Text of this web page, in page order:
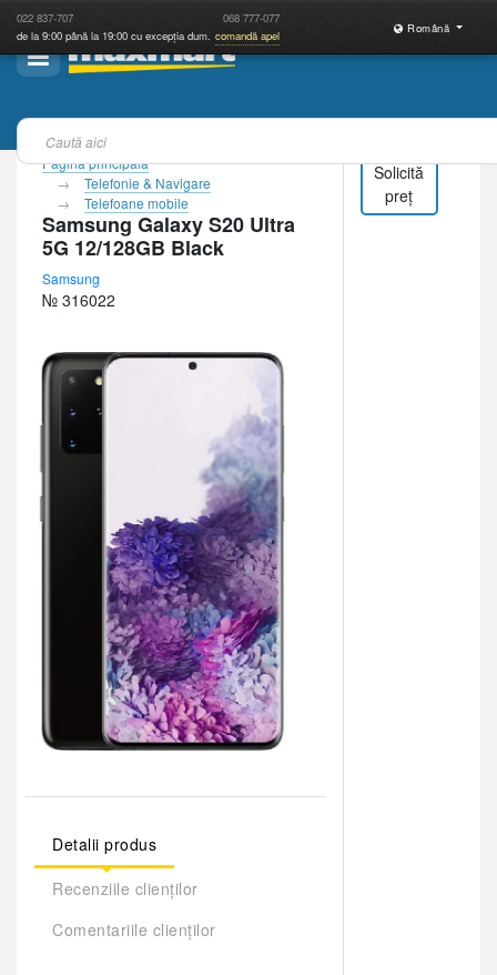
022 837-707 068 777-077
de la 9:00 până la 19:00 cu excepția dum. comandă apel
Română
Pagina principală
Telefonie & Navigare
Telefoane mobile
Samsung Galaxy S20 Ultra
5G 12/128GB Black
Samsung
№ 316022
Detalii produs
Recenziile clienților
Comentariile clienților
Solicită
preț